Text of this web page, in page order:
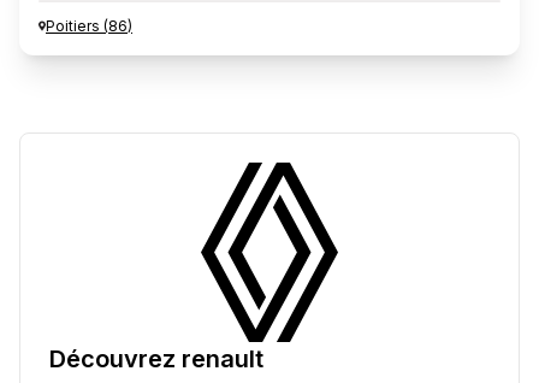
Poitiers (86)
Découvrez renault